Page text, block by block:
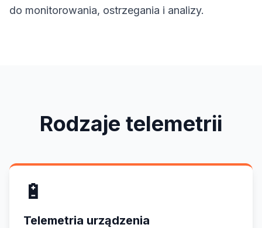
do monitorowania, ostrzegania i analizy.
Rodzaje telemetrii
🔋
Telemetria urządzenia